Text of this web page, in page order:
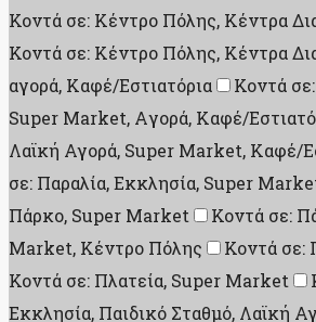
Κοντά σε: Κέντρο Πόλης, Κέντρα
Κοντά σε: Κέντρο Πόλης, Κέντρα
αγορά, Καφέ/Εστιατόρια
Κοντά
Super Market, Aγορά, Καφέ/
Λαϊκή Αγορά, Super Market, Καφέ/
σε: Παραλία, Εκκλησία, Super
Πάρκο, Super Market
Κοντά σε:
Market, Κέντρο Πόλης
Κοντά σε:
Κοντά σε: Πλατεία, Super Market
Εκκλησία, Παιδικό Σταθμό, Λαϊκή